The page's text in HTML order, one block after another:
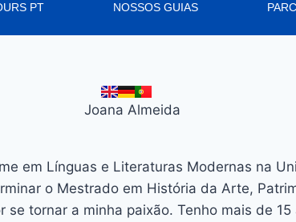
PT NOSSOS GUIAS
em Línguas e Literaturas Modernas na
o Mestrado em História da Arte,
tornar a minha paixão. Tenho mais de